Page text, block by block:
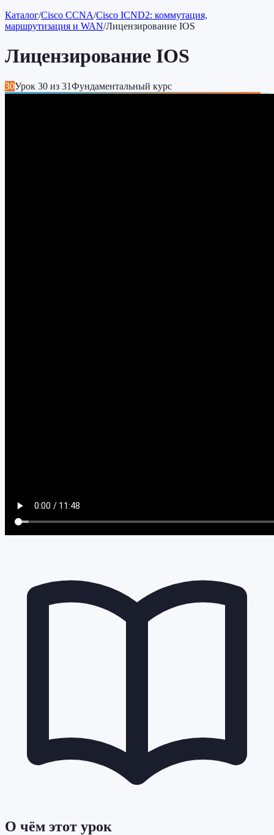
Каталог/Cisco CCNA/Cisco ICND2: коммутация,
маршрутизация и WAN/Лицензирование IOS
Лицензирование IOS
30Урок 30 из 31Фундаментальный курс
О чём этот урок